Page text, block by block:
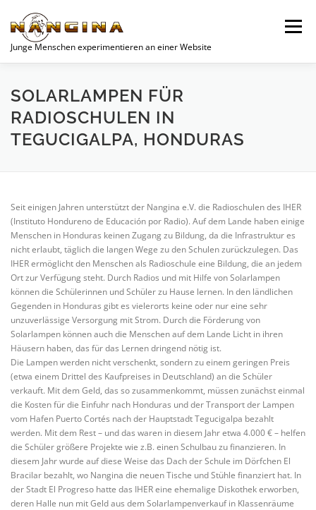
Inhalt
springen
Junge Menschen experimentieren an einer Website
Menü
SPENDEN AKTUELLES NEWS
UNSERE PROJEKTE VEREIN PROJEKTE
SOLARLAMPEN FÜR
RADIOSCHULEN IN
TEGUCIGALPA, HONDURAS
Seit einigen Jahren unterstützt der Nangina e.V. die Radioschulen des IHER
(Instituto Hondureno de Educación por Radio). Auf dem Lande haben einige
Menschen in Honduras keinen Zugang zu Bildung, da die Infrastruktur es
nicht erlaubt, täglich die langen Wege zu den Schulen zurückzulegen. Das
IHER ermöglicht den Menschen als Radioschule eine Bildung, die an jedem
Ort zur Verfügung steht. Durch Radios und mit Hilfe von Solarlampen
können die Schülerinnen und Schüler zu Hause lernen. In den ländlichen
Gegenden in Honduras gibt es vielerorts keine oder nur eine sehr
unzuverlässige Versorgung mit Strom. Durch die Förderung von
Solarlampen können auch die Menschen auf dem Lande Licht in ihren
Häusern haben, das für das Lernen dringend nötig ist.
Die Lampen werden nicht verschenkt, sondern zu einem geringen Preis
(etwa einem Drittel des Kaufpreises in Deutschland) an die Schüler
verkauft. Mit dem Geld, das so zusammenkommt, müssen zunächst einmal
die Kosten für die Einfuhr nach Honduras und der Transport der Lampen
vom Hafen Puerto Cortés nach der Hauptstadt Tegucigalpa bezahlt
werden. Mit dem Rest – und das waren in diesem Jahr etwa 4.000 € – helfen
die Schüler größere Projekte wie z.B. einen Schulbau zu finanzieren. In
diesem Jahr wurde auf diese Weise das Dach der Schule im Dörfchen El
Bracilar bezahlt, wo Nangina die neuen Tische und Stühle finanziert hat. In
der Stadt El Progreso hatte das IHER eine ehemalige Diskothek erworben,
deren Halle nun mit Geld aus dem Solarlampenverkauf in Klassenräume